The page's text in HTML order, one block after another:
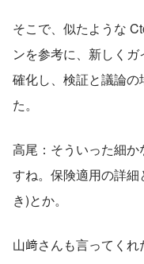
そこで、似たような
ンを参考に、新しく
確化し、検証と議論
た。
高尾：そういった細
すね。保険適用の詳
き)とか。
山﨑さんも言ってく